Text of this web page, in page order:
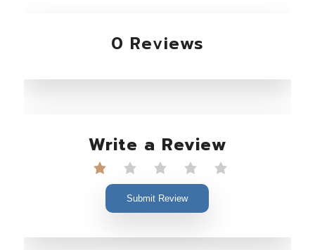
0 Reviews
Write a Review
Submit Review